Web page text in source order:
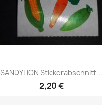
SANDYLION Stickerabschnitt...
2,20 €